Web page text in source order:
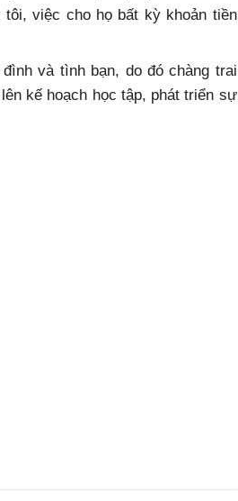
việc cho họ bất kỳ khoản tiền
và tình bạn, do đó chàng trai
kế hoạch học tập, phát triển sự